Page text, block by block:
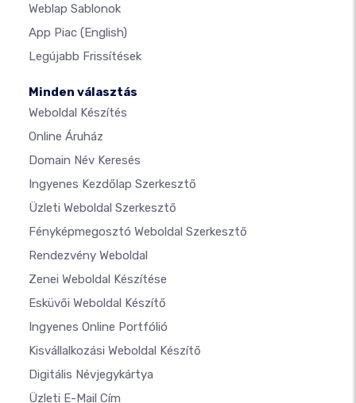
Weblap Sablonok
App Piac (English)
Legújabb Frissítések
Minden választás
Weboldal Készítés
Online Áruház
Domain Név Keresés
Ingyenes Kezdőlap Szerkesztő
Üzleti Weboldal Szerkesztő
Fényképmegosztó Weboldal Szerkesztő
Rendezvény Weboldal
Zenei Weboldal Készítése
Esküvői Weboldal Készítő
Ingyenes Online Portfólió
Kisvállalkozási Weboldal Készítő
Digitális Névjegykártya
Üzleti E-Mail Cím